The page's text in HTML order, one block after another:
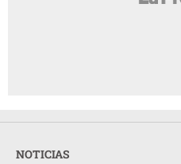
NOTICIAS